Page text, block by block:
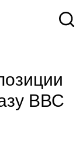
ВВС